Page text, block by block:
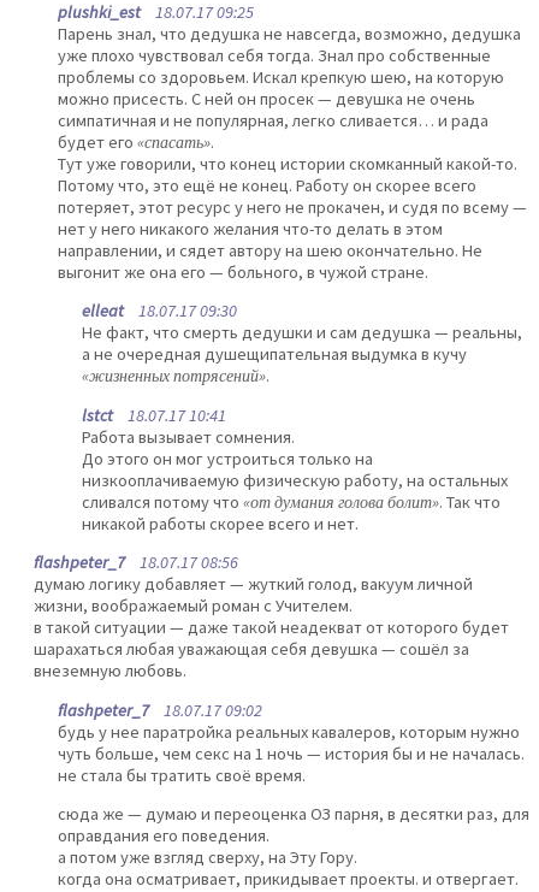
plushki_est18.07.17 09:25
Парень знал, что дедушка не навсегда, возможно, дедушка
уже плохо чувствовал себя тогда. Знал про собственные
проблемы со здоровьем. Искал крепкую шею, на которую
можно присесть. С ней он просек — девушка не очень
симпатичная и не популярная, легко сливается… и рада
будет его «спасать».
Тут уже говорили, что конец истории скомканный какой-то.
Потому что, это ещё не конец. Работу он скорее всего
потеряет, этот ресурс у него не прокачен, и судя по всему —
нет у него никакого желания что-то делать в этом
направлении, и сядет автору на шею окончательно. Не
выгонит же она его — больного, в чужой стране.
elleat18.07.17 09:30
Не факт, что смерть дедушки и сам дедушка — реальны,
а не очередная душещипательная выдумка в кучу
«жизненных потрясений».
lstct18.07.17 10:41
Работа вызывает сомнения.
До этого он мог устроиться только на
низкооплачиваемую физическую работу, на остальных
сливался потому что «от думания голова болит». Так что
никакой работы скорее всего и нет.
flashpeter_718.07.17 08:56
думаю логику добавляет — жуткий голод, вакуум личной
жизни, воображаемый роман с Учителем.
в такой ситуации — даже такой неадекват от которого будет
шарахаться любая уважающая себя девушка — сошёл за
внеземную любовь.
flashpeter_718.07.17 09:02
будь у нее паратройка реальных кавалеров, которым нужно
чуть больше, чем секс на 1 ночь — история бы и не началась.
не стала бы тратить своё время.
сюда же — думаю и переоценка ОЗ парня, в десятки раз, для
оправдания его поведения.
а потом уже взгляд сверху, на Эту Гору.
когда она осматривает, прикидывает проекты. и отвергает.